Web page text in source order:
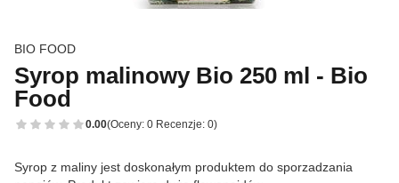
BIO FOOD
Syrop malinowy Bio 250 ml - Bio
Food
0.00(Oceny: 0 Recenzje: 0)
Syrop z maliny jest doskonałym produktem do sporzadzania